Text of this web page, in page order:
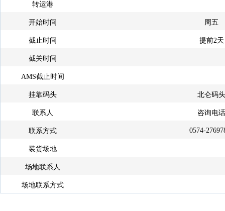
转运港
开始时间 周五
截止时间 提前2天
截关时间
AMS截止时间
挂靠码头 北仑码头
联系人 咨询电话
联系方式 0574-
装货场地
场地联系人
场地联系方式